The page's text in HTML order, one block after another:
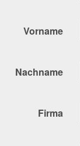
Vorname
Nachname
Firma